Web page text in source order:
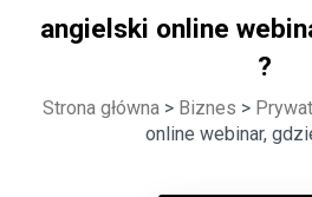
angielski online
?
Strona główna > Biznes >
online webinar,